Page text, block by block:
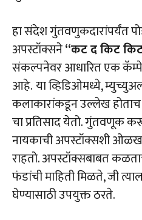
हा संदेश गुंतवणुकदारांपर्यंत
अपस्टॉक्सने“कट द किट
संकल्पनेवर आधारित एक
आहे.या व्हिडिओमध्ये,
कलाकारांकडून उल्लेख होताच
चा प्रतिसाद येतो. गुंतवणूक
नायकाची अपस्टॉक्सशी
राहतो. अपस्टॉक्सबाबत
फंडांची माहिती मिळते, जी
घेण्यासाठी उपयुक्त ठरते.